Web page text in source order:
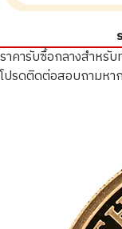
ราคารับซื้อกลางสำหรั
โปรดติดต่อสอบถามหา